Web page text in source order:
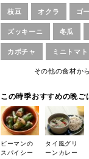
枝豆 オクラ ゴ
ズッキーニ 冬瓜
カボチャ ミニトマト
その他の食材か
この時季おすすめの晩ご
ピーマンの
スパイシー
タイ風グリ
ーンカレー